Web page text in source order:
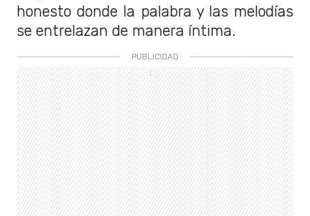
honesto donde la palabra y las melodías
se entrelazan de manera íntima.